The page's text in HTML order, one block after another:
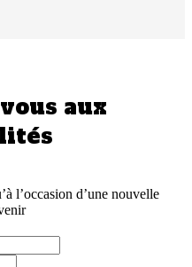
aux
l’occasion d’une nouvelle